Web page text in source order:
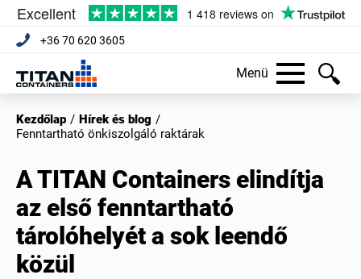
+36 70 620 3605
Menü
Kezdőlap / Hírek és blog /
Fenntartható önkiszolgáló raktárak
A TITAN Containers elindítja
az első fenntartható
tárolóhelyét a sok leendő
közül